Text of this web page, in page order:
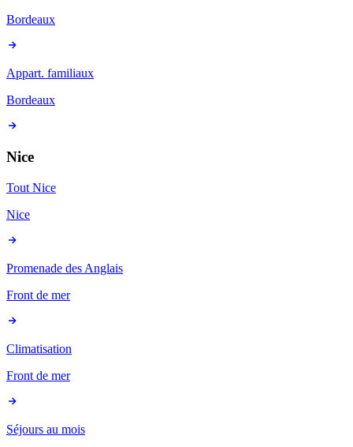
Bordeaux
Appart. familiaux
Bordeaux
Nice
Tout Nice
Nice
Promenade des Anglais
Front de mer
Climatisation
Front de mer
Séjours au mois